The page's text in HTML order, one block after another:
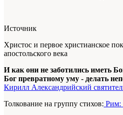
Источник
Христос и первое христианское
апостольского века
И как они не заботились иметь
Бог превратному уму - делать
Кирилл Александрийский
Толкование на группу стихов: Рим: